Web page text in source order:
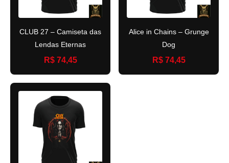
CLUB 27 – Camiseta das
Lendas Eternas
R$ 74,45
Alice in Chains – Grunge
Dog
R$ 74,45